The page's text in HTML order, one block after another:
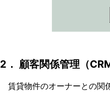
2． 顧客関係管理（
賃貸物件のオーナーとの関